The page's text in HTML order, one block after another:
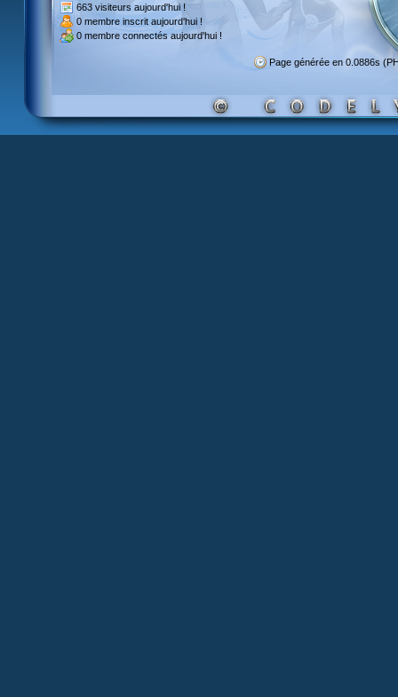
663 visiteurs aujourd'hui !
0 membre inscrit aujourd'hui !
0 membre connectés aujourd'hui !
Page générée en 0.0886s